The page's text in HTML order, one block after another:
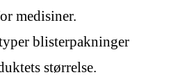
medisiner.
blisterpakninger
størrelse.